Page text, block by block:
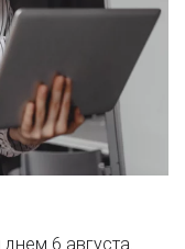
6 августа.